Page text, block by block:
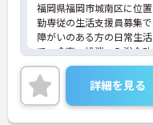
福岡県福岡市城南区に位
勤専従の生活支援員募集で
障がいのある方の日常生
で、食事・排泄・入浴介
りなどを担当します。
マイカー通勤可能・無料
ーにご通勤いただけます。
資格・経験は不問で、研
詳細を見る